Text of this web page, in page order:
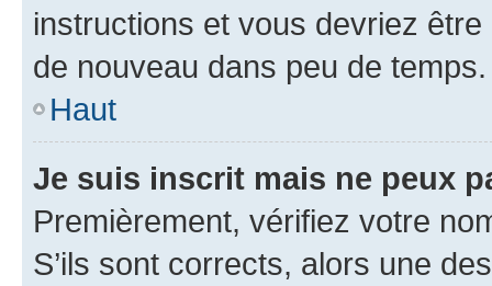
instructions et vous devriez
de nouveau dans peu de temps.
Haut
Je suis inscrit mais ne peux
Premièrement, vérifiez votre
S’ils sont corrects, alors une